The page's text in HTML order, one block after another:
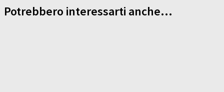
Potrebbero interessarti anche...